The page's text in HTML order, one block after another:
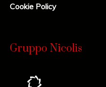
Cookie Policy
Gruppo Nicolis